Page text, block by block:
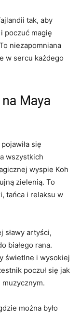
tak, aby
poczuć magię
niezapomniana
w sercu każdego
Maya
się
wszystkich
wyspie Koh
zielenią. To
tańca i relaksu w
sławy artyści,
białego rana.
świetlne i wysokiej
poczuł się jak
‍można ‌było